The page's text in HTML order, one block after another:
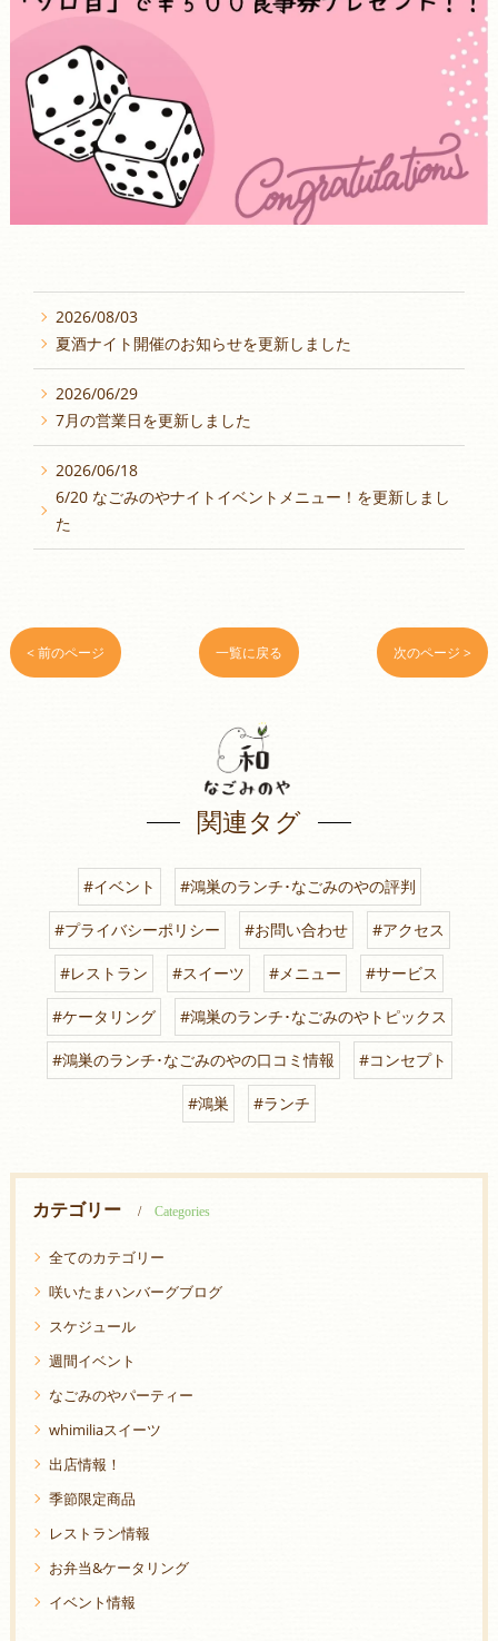
2026/08/03
夏酒ナイト開催のお知らせを更新しました
2026/06/29
7月の営業日を更新しました
2026/06/18
6/20 なごみのやナイトイベントメニュー！を更新しまし
た
< 前のページ 一覧に戻る 次のページ >
関連タグ
#イベント #鴻巣のランチ･なごみのやの評判
#プライバシーポリシー #お問い合わせ #アクセス
#レストラン #スイーツ #メニュー #サービス
#ケータリング #鴻巣のランチ･なごみのやトピックス
#鴻巣のランチ･なごみのやの口コミ情報 #コンセプト
#鴻巣 #ランチ
カテゴリー Categories
全てのカテゴリー
咲いたまハンバーグブログ
スケジュール
週間イベント
なごみのやパーティー
whimiliaスイーツ
出店情報！
季節限定商品
レストラン情報
お弁当&ケータリング
イベント情報